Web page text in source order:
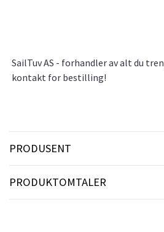
SailTuv AS - forhandler av alt du
kontakt for bestilling!
PRODUSENT
PRODUKTOMTALER